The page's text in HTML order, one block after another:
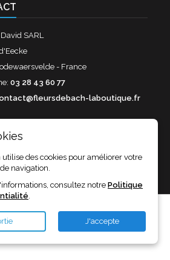
SARL
- France
03 28 43 60 77
laboutique.fr
utilise des cookies pour améliorer votre
navigation.
consultez notre Politique
.
J'accepte